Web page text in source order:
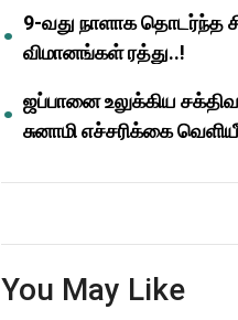
9-வது நாளாக தொடர்ந்த
விமானங்கள் ரத்து..!
ஜப்பானை உலுக்கிய
சுனாமி எச்சரிக்கை
You May Like